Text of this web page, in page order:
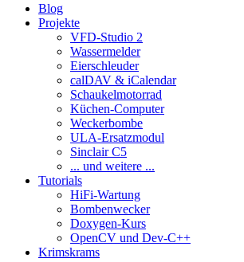
Blog
Projekte
VFD-Studio 2
Wassermelder
Eierschleuder
calDAV & iCalendar
Schaukelmotorrad
Küchen-Computer
Weckerbombe
ULA-Ersatzmodul
Sinclair C5
... und weitere ...
Tutorials
HiFi-Wartung
Bombenwecker
Doxygen-Kurs
OpenCV und Dev-C++
Krimskrams